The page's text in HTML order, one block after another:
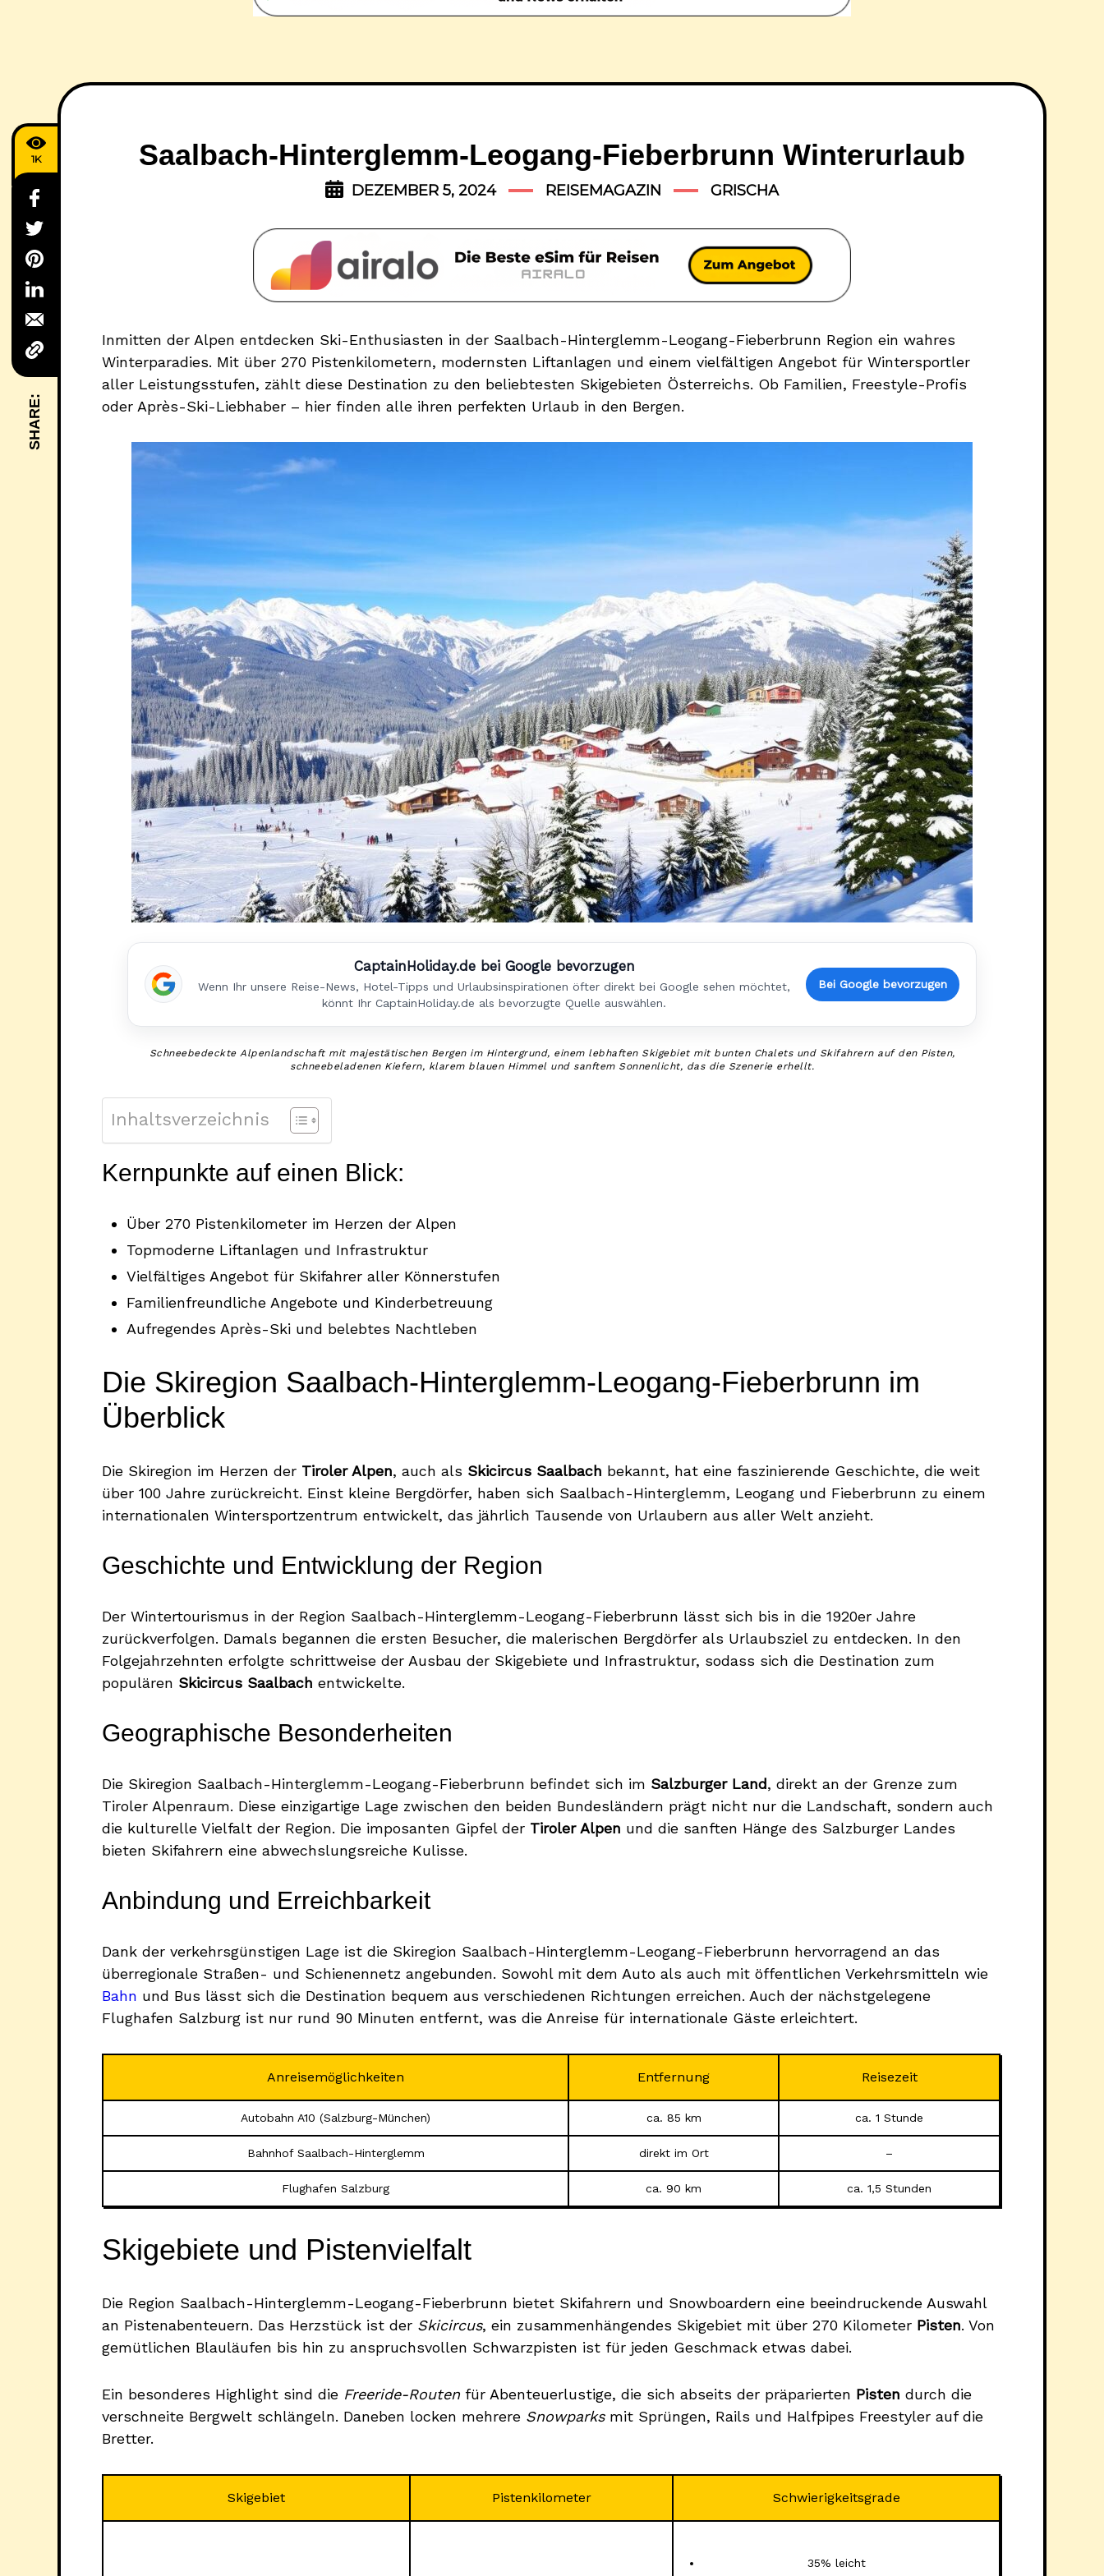
1K
SHARE:
Saalbach-Hinterglemm-Leogang-Fieberbrunn Winterurlaub
DEZEMBER 5, 2024 REISEMAGAZIN GRISCHA
Inmitten der Alpen entdecken Ski-Enthusiasten in der Saalbach-Hinterglemm-Leogang-Fieberbrunn Region ein wahres
Winterparadies. Mit über 270 Pistenkilometern, modernsten Liftanlagen und einem vielfältigen Angebot für Wintersportler
aller Leistungsstufen, zählt diese Destination zu den beliebtesten Skigebieten Österreichs. Ob Familien, Freestyle-Profis
oder Après-Ski-Liebhaber – hier finden alle ihren perfekten Urlaub in den Bergen.
CaptainHoliday.de bei Google bevorzugen
Wenn Ihr unsere Reise-News, Hotel-Tipps und Urlaubsinspirationen öfter direkt bei Google sehen möchtet,
könnt Ihr CaptainHoliday.de als bevorzugte Quelle auswählen.
Bei Google bevorzugen
Schneebedeckte Alpenlandschaft mit majestätischen Bergen im Hintergrund, einem lebhaften Skigebiet mit bunten Chalets und Skifahrern auf den Pisten,
schneebeladenen Kiefern, klarem blauen Himmel und sanftem Sonnenlicht, das die Szenerie erhellt.
Inhaltsverzeichnis
Kernpunkte auf einen Blick:
Über 270 Pistenkilometer im Herzen der Alpen
Topmoderne Liftanlagen und Infrastruktur
Vielfältiges Angebot für Skifahrer aller Könnerstufen
Familienfreundliche Angebote und Kinderbetreuung
Aufregendes Après-Ski und belebtes Nachtleben
Die Skiregion Saalbach-Hinterglemm-Leogang-Fieberbrunn im
Überblick
Die Skiregion im Herzen der Tiroler Alpen, auch als Skicircus Saalbach bekannt, hat eine faszinierende Geschichte, die weit
über 100 Jahre zurückreicht. Einst kleine Bergdörfer, haben sich Saalbach-Hinterglemm, Leogang und Fieberbrunn zu einem
internationalen Wintersportzentrum entwickelt, das jährlich Tausende von Urlaubern aus aller Welt anzieht.
Geschichte und Entwicklung der Region
Der Wintertourismus in der Region Saalbach-Hinterglemm-Leogang-Fieberbrunn lässt sich bis in die 1920er Jahre
zurückverfolgen. Damals begannen die ersten Besucher, die malerischen Bergdörfer als Urlaubsziel zu entdecken. In den
Folgejahrzehnten erfolgte schrittweise der Ausbau der Skigebiete und Infrastruktur, sodass sich die Destination zum
populären Skicircus Saalbach entwickelte.
Geographische Besonderheiten
Die Skiregion Saalbach-Hinterglemm-Leogang-Fieberbrunn befindet sich im Salzburger Land, direkt an der Grenze zum
Tiroler Alpenraum. Diese einzigartige Lage zwischen den beiden Bundesländern prägt nicht nur die Landschaft, sondern auch
die kulturelle Vielfalt der Region. Die imposanten Gipfel der Tiroler Alpen und die sanften Hänge des Salzburger Landes
bieten Skifahrern eine abwechslungsreiche Kulisse.
Anbindung und Erreichbarkeit
Dank der verkehrsgünstigen Lage ist die Skiregion Saalbach-Hinterglemm-Leogang-Fieberbrunn hervorragend an das
überregionale Straßen- und Schienennetz angebunden. Sowohl mit dem Auto als auch mit öffentlichen Verkehrsmitteln wie
Bahn und Bus lässt sich die Destination bequem aus verschiedenen Richtungen erreichen. Auch der nächstgelegene
Flughafen Salzburg ist nur rund 90 Minuten entfernt, was die Anreise für internationale Gäste erleichtert.
Anreisemöglichkeiten Entfernung Reisezeit
Autobahn A10 (Salzburg-München) ca. 85 km ca. 1 Stunde
Bahnhof Saalbach-Hinterglemm direkt im Ort –
Flughafen Salzburg ca. 90 km ca. 1,5 Stunden
Skigebiete und Pistenvielfalt
Die Region Saalbach-Hinterglemm-Leogang-Fieberbrunn bietet Skifahrern und Snowboardern eine beeindruckende Auswahl
an Pistenabenteuern. Das Herzstück ist der Skicircus, ein zusammenhängendes Skigebiet mit über 270 Kilometer Pisten. Von
gemütlichen Blauläufen bis hin zu anspruchsvollen Schwarzpisten ist für jeden Geschmack etwas dabei.
Ein besonderes Highlight sind die Freeride-Routenfür Abenteuerlustige, die sich abseits der präparierten Pisten durch die
verschneite Bergwelt schlängeln. Daneben locken mehrere Snowparksmit Sprüngen, Rails und Halfpipes Freestyler auf die
Bretter.
Skigebiet Pistenkilometer Schwierigkeitsgrade
35% leicht